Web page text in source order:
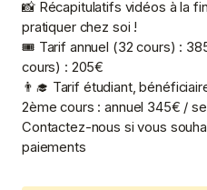
📸 Récapitulatifs vidéos à la
pratiquer chez soi !
🎟️ Tarif annuel (32 cours) :
cours) : 205€
👨‍🎓 Tarif étudiant,
2ème cours : annuel 345€ /
Contactez-nous si vous
paiements